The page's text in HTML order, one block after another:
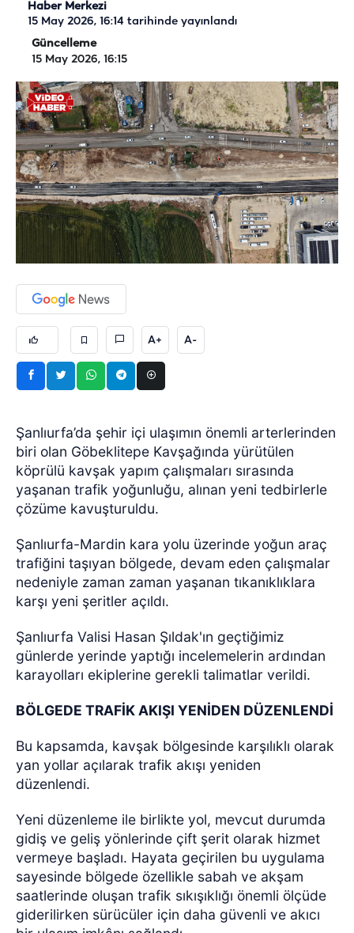
Haber Merkezi
15 May 2026, 16:14 tarihinde yayınlandı
Güncelleme
15 May 2026, 16:15
A+ A-
Şanlıurfa’da şehir içi ulaşımın önemli arterlerinden
biri olan Göbeklitepe Kavşağında yürütülen
köprülü kavşak yapım çalışmaları sırasında
yaşanan trafik yoğunluğu, alınan yeni tedbirlerle
çözüme kavuşturuldu.
Şanlıurfa-Mardin kara yolu üzerinde yoğun araç
trafiğini taşıyan bölgede, devam eden çalışmalar
nedeniyle zaman zaman yaşanan tıkanıklıklara
karşı yeni şeritler açıldı.
Şanlıurfa Valisi Hasan Şıldak'ın geçtiğimiz
günlerde yerinde yaptığı incelemelerin ardından
karayolları ekiplerine gerekli talimatlar verildi.
BÖLGEDE TRAFİK AKIŞI YENİDEN DÜZENLENDİ
Bu kapsamda, kavşak bölgesinde karşılıklı olarak
yan yollar açılarak trafik akışı yeniden
düzenlendi.
Yeni düzenleme ile birlikte yol, mevcut durumda
gidiş ve geliş yönlerinde çift şerit olarak hizmet
vermeye başladı. Hayata geçirilen bu uygulama
sayesinde bölgede özellikle sabah ve akşam
saatlerinde oluşan trafik sıkışıklığı önemli ölçüde
giderilirken sürücüler için daha güvenli ve akıcı